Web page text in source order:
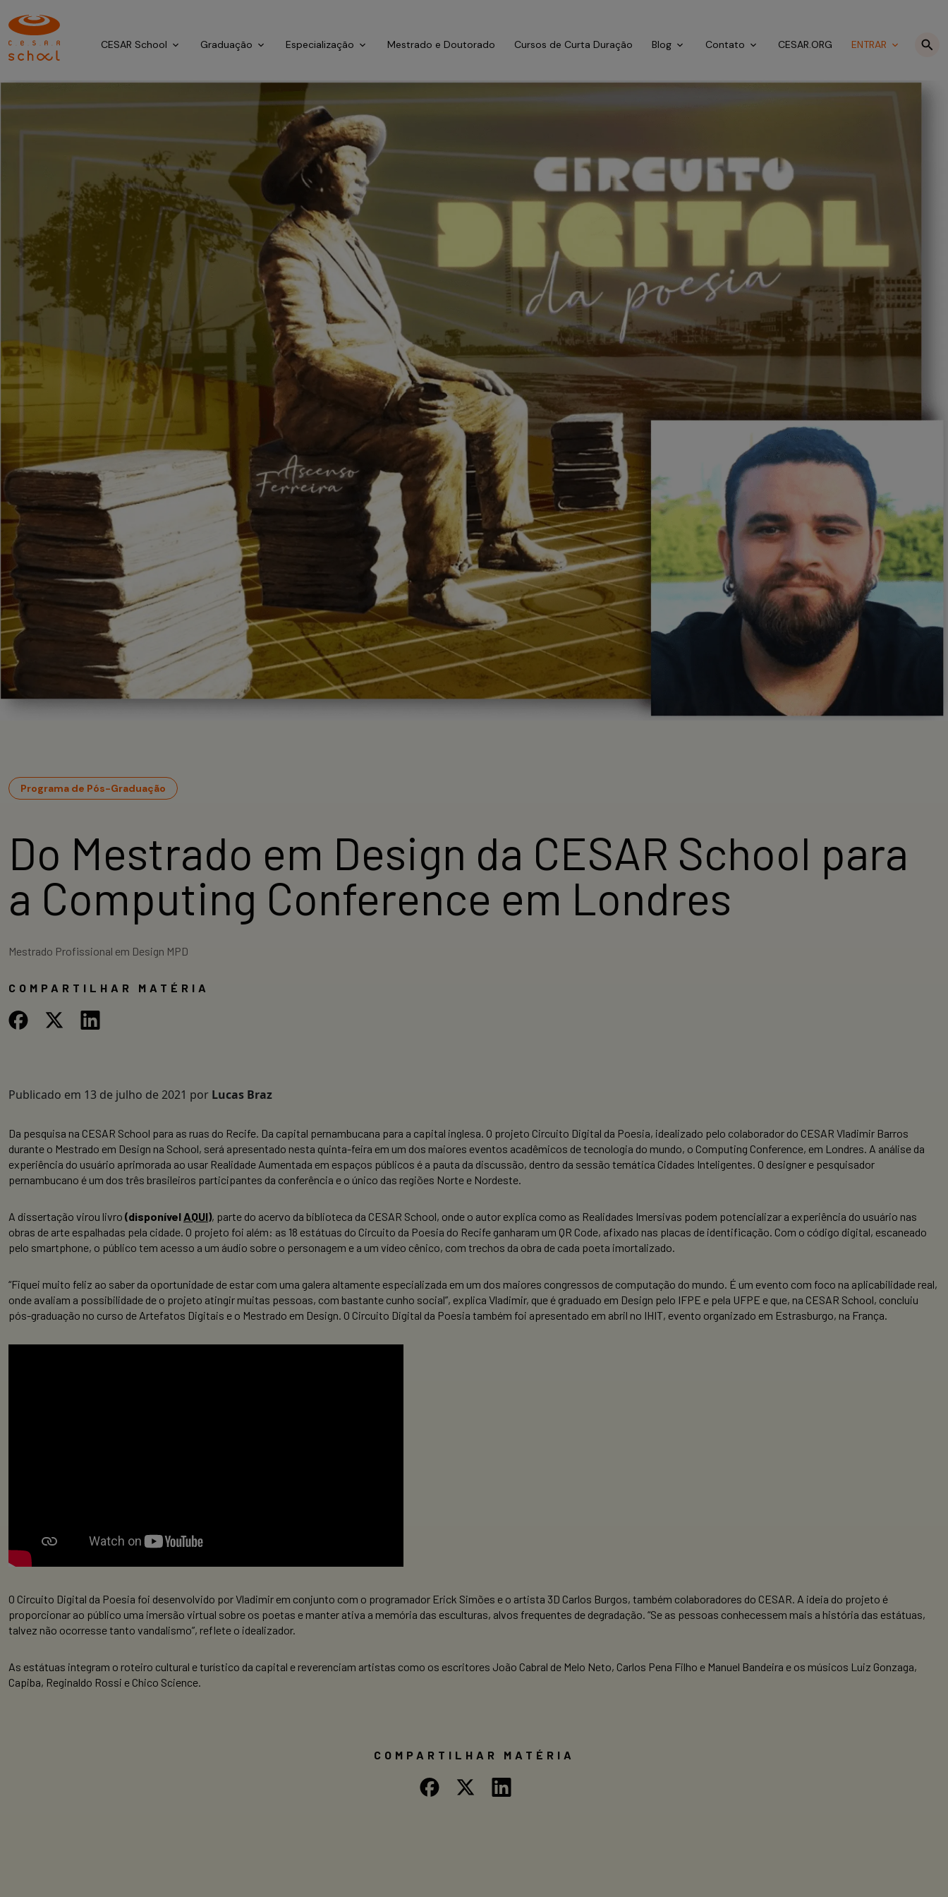
CESAR School Graduação Especialização Mestrado e Doutorado Cursos de Curta Duração Blog Contato CESAR.ORG ENTRAR
Programa de Pós-Graduação
Do Mestrado em Design da CESAR School para
a Computing Conference em Londres
Mestrado Profissional em Design MPD
COMPARTILHAR MATÉRIA
Publicado em 13 de julho de 2021 por Lucas Braz
Da pesquisa na CESAR School para as ruas do Recife. Da capital pernambucana para a capital inglesa. O projeto Circuito Digital da Poesia, idealizado pelo colaborador do CESAR Vladimir Barros
durante o Mestrado em Design na School, será apresentado nesta quinta-feira em um dos maiores eventos acadêmicos de tecnologia do mundo, o Computing Conference, em Londres. A análise da
experiência do usuário aprimorada ao usar Realidade Aumentada em espaços públicos é a pauta da discussão, dentro da sessão temática Cidades Inteligentes. O designer e pesquisador
pernambucano é um dos três brasileiros participantes da conferência e o único das regiões Norte e Nordeste.
A dissertação virou livro (disponível AQUI), parte do acervo da biblioteca da CESAR School, onde o autor explica como as Realidades Imersivas podem potencializar a experiência do usuário nas
obras de arte espalhadas pela cidade. O projeto foi além: as 18 estátuas do Circuito da Poesia do Recife ganharam um QR Code, afixado nas placas de identificação. Com o código digital, escaneado
pelo smartphone, o público tem acesso a um áudio sobre o personagem e a um vídeo cênico, com trechos da obra de cada poeta imortalizado.
“Fiquei muito feliz ao saber da oportunidade de estar com uma galera altamente especializada em um dos maiores congressos de computação do mundo. É um evento com foco na aplicabilidade real,
onde avaliam a possibilidade de o projeto atingir muitas pessoas, com bastante cunho social”, explica Vladimir, que é graduado em Design pelo IFPE e pela UFPE e que, na CESAR School, concluiu
pós-graduação no curso de Artefatos Digitais e o Mestrado em Design. O Circuito Digital da Poesia também foi apresentado em abril no IHIT, evento organizado em Estrasburgo, na França.
O Circuito Digital da Poesia foi desenvolvido por Vladimir em conjunto com o programador Erick Simões e o artista 3D Carlos Burgos, também colaboradores do CESAR. A ideia do projeto é
proporcionar ao público uma imersão virtual sobre os poetas e manter ativa a memória das esculturas, alvos frequentes de degradação. “Se as pessoas conhecessem mais a história das estátuas,
talvez não ocorresse tanto vandalismo”, reflete o idealizador.
As estátuas integram o roteiro cultural e turístico da capital e reverenciam artistas como os escritores João Cabral de Melo Neto, Carlos Pena Filho e Manuel Bandeira e os músicos Luiz Gonzaga,
Capiba, Reginaldo Rossi e Chico Science.
COMPARTILHAR MATÉRIA